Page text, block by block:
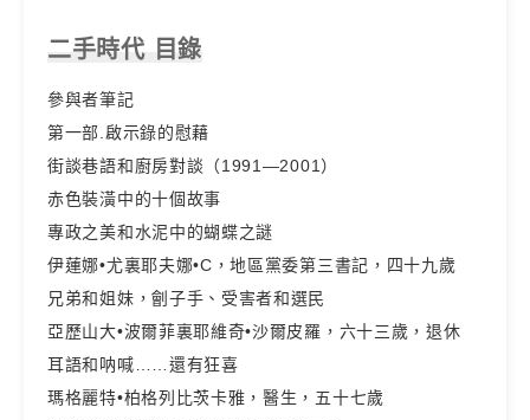
二手時代 目錄
參與者筆記
第一部.啟示錄的慰藉
街談巷語和廚房對談（1991—2001）
赤色裝潢中的十個故事
專政之美和水泥中的蝴蝶之謎
伊蓮娜•尤裏耶夫娜•C，地區黨委第三書記，四十九歲
兄弟和姐妹，劊子手、受害者和選民
亞歷山大•波爾菲裏耶維奇•沙爾皮羅，六十三歲，退休
耳語和呐喊……還有狂喜
瑪格麗特•柏格列比茨卡雅，醫生，五十七歲